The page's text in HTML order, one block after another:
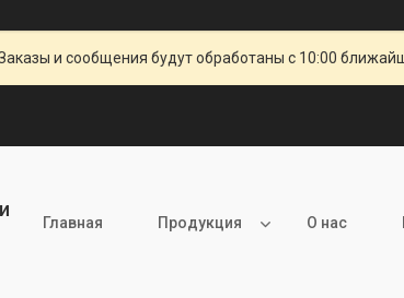
и сообщения будут обработаны с 10:00
Главная Продукция О нас